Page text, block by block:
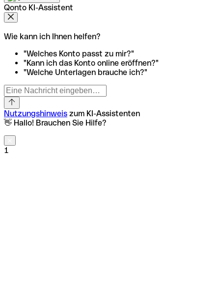
Qonto KI-Assistent
Wie kann ich Ihnen helfen?
"Welches Konto passt zu mir?"
"Kann ich das Konto online eröffnen?"
"Welche Unterlagen brauche ich?"
Nutzungshinweis zum KI-Assistenten
👋 Hallo! Brauchen Sie Hilfe?
1